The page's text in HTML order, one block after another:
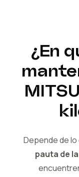
¿En
Depende de
pauta de